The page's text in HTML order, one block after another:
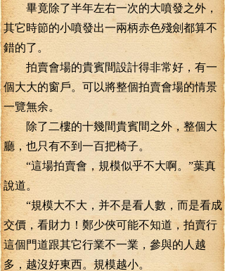
畢竟除了半年左右一次的大噴發之外，
其它時節的小噴發出一兩柄赤色殘劍都算不
錯的了。
拍賣會場的貴賓間設計得非常好，有一
個大大的窗戶。可以將整個拍賣會場的情景
一覽無余。
除了二樓的十幾間貴賓間之外，整個大
廳，也只有不到一百把椅子。
“這場拍賣會，規模似乎不大啊。”葉真
說道。
“規模大不大，并不是看人數，而是看成
交價，看財力！鄭少俠可能不知道，拍賣行
這個門道跟其它行業不一業，參與的人越
多，越沒好東西。規模越小。